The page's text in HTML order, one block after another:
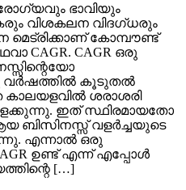
ഭാവിയും
വിശകലന വിദഗ്ധരും
കോമ്പൗണ്ട്
CAGR. CAGR ഒരു
വർഷത്തിൽ കൂടുതൽ
ശരാശരി
ഇത് സ്ഥിരമായതോ
ബിസിനസ്സ് വളർച്ചയുടെ
എന്നാൽ ഒരു
ഉണ്ട് എന്ന് എപ്പോൾ
[…]